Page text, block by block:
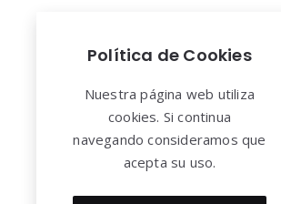
Widgets
Aviso legal y
uso
Política de Cookies
Nuestra página web utiliza
cookies. Si continua
navegando consideramos que
acepta su uso.